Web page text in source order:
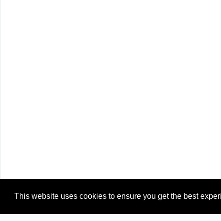
This website uses cookies to ensure you get the best